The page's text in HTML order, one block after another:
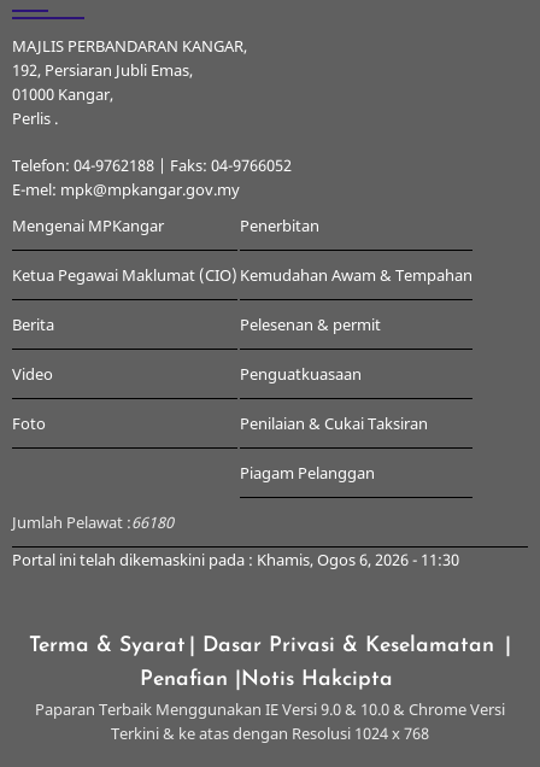
MAJLIS PERBANDARAN KANGAR,
192, Persiaran Jubli Emas,
01000 Kangar,
Perlis .
Telefon: 04-9762188 | Faks: 04-9766052
E-mel: mpk@mpkangar.gov.my
Mengenai MPKangar
Ketua Pegawai Maklumat (CIO)
Berita
Video
Foto
Penerbitan
Kemudahan Awam & Tempahan
Pelesenan & permit
Penguatkuasaan
Penilaian & Cukai Taksiran
Piagam Pelanggan
Jumlah Pelawat :66180
Portal ini telah dikemaskini pada : Khamis, Ogos 6, 2026 - 11:30
Terma & Syarat | Dasar Privasi & Keselamatan
Penafian
|Notis Hakcipta
Paparan Terbaik Menggunakan IE Versi 9.0 & 10.0 & Chrome Versi
Terkini & ke atas dengan Resolusi 1024 x 768